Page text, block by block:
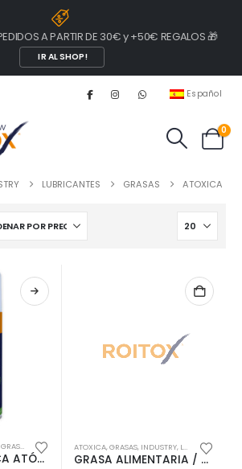
A PARTIR DE 30€ y +50€ REGALOS 🎁
IR AL SHOP!
Español
0
LUBRICANTES GRASAS ATOXICA
GRASAS INDUSTRY SERVICES,SPRAYS
GRASA SINTÉTICA ATÓXICA
ATOXICA,GRASAS, INDUSTRY, LUBRICANTES
GRASA ALIMENTARIA / MEDICINAL / ATOXICA